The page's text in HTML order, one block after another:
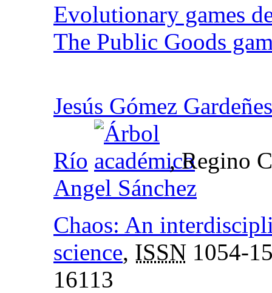
Evolutionary games
The Public Goods
Jesús Gómez Gardeñes
Río
, Regino
Angel Sánchez
Chaos: An
science, ISSN 1054-
16113